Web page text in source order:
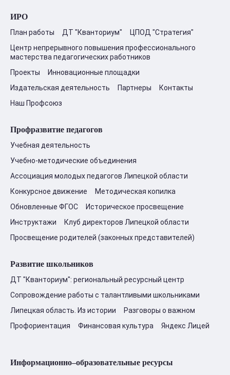
ИРО
План работы ДТ "Кванториум"
ЦПОД "Стратегия"
Центр непрерывного повышения профессионального
мастерства педагогических работников
Проекты
Инновационные площадки
Издательская деятельность
Партнеры
Контакты
Наш Профсоюз
Профразвитие педагогов
Учебная деятельность
Учебно-методические объединения
Ассоциация молодых педагогов Липецкой области
Конкурсное движение
Методическая копилка
Обновленные ФГОС
Историческое просвещение
Инструктажи
Клуб директоров Липецкой области
Просвещение родителей (законных представителей)
Развитие школьников
ДТ "Кванториум": региональный ресурсный центр
Сопровождение работы с талантливыми школьниками
Липецкая область. Из истории
Разговоры о важном
Профориентация
Финансовая культура Яндекс Лицей
Информационно–образовательные ресурсы